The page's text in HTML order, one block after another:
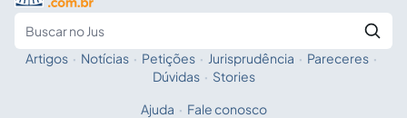
Fale com a IA
Artigos · Notícias · Petições · Jurisprudência · Pareceres ·
Dúvidas · Stories
Ajuda · Fale conosco